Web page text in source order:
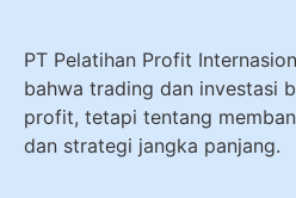
PT Pelatihan Profit
bahwa trading dan investasi
profit, tetapi tentang
dan strategi jangka panjang.